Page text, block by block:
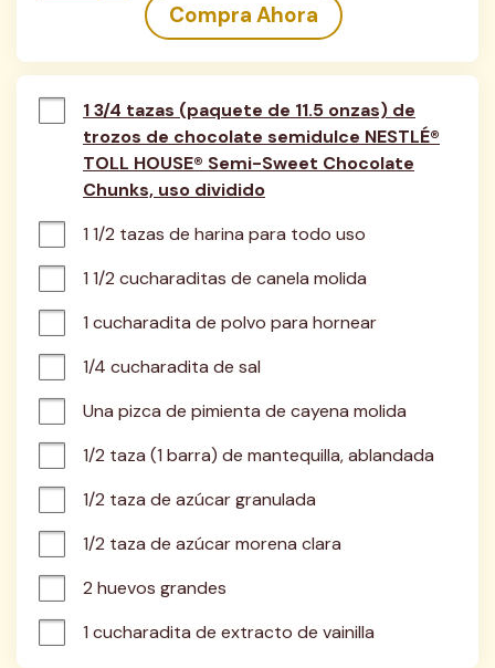
Compra Ahora
1 3/4 tazas (paquete de 11.5 onzas) de
trozos de chocolate semidulce NESTLÉ®
TOLL HOUSE® Semi-Sweet Chocolate
Chunks, uso dividido
1 1/2 tazas de harina para todo uso
1 1/2 cucharaditas de canela molida
1 cucharadita de polvo para hornear
1/4 cucharadita de sal
Una pizca de pimienta de cayena molida
1/2 taza (1 barra) de mantequilla, ablandada
1/2 taza de azúcar granulada
1/2 taza de azúcar morena clara
2 huevos grandes
1 cucharadita de extracto de vainilla